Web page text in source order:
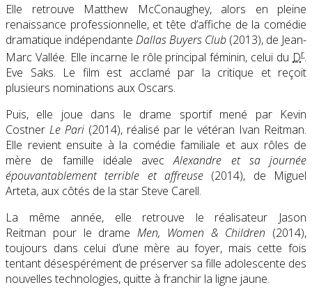
Elle retrouve Matthew McConaughey, alors en pleine
renaissance professionnelle, et tête d’affiche de la comédie
dramatique indépendante Dallas Buyers Club (2013), de Jean-
Marc Vallée. Elle incarne le rôle principal féminin, celui du Dr.
Eve Saks. Le film est acclamé par la critique et reçoit
plusieurs nominations aux Oscars.
Puis, elle joue dans le drame sportif mené par Kevin
Costner Le Pari (2014), réalisé par le vétéran Ivan Reitman.
Elle revient ensuite à la comédie familiale et aux rôles de
mère de famille idéale avecAlexandre et sa journée
épouvantablement terrible et affreuse (2014), de Miguel
Arteta, aux côtés de la star Steve Carell.
La même année, elle retrouve le réalisateur Jason
Reitman pour le drame Men, Women & Children (2014),
toujours dans celui d’une mère au foyer, mais cette fois
tentant désespérément de préserver sa fille adolescente des
nouvelles technologies, quitte à franchir la ligne jaune.